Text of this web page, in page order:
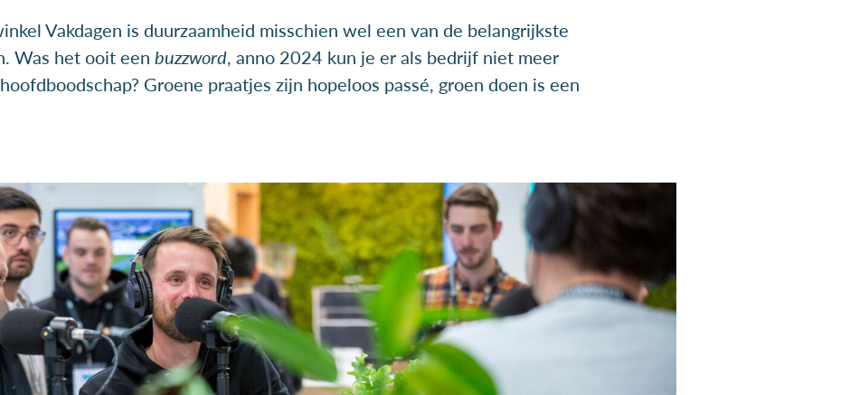
Vakdagen is duurzaamheid misschien wel een van de belangrijkste
Was het ooit een buzzword, anno 2024 kun je er als bedrijf niet meer
Groene praatjes zijn hopeloos passé, groen doen is een